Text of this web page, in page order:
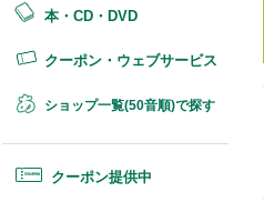
本・CD・DVD
クーポン・ウェブサービス
ショップ一覧(50音順)で探す
クーポン提供中